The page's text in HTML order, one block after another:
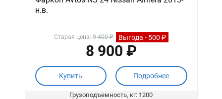
н.в.
Старая цена:9 400 ₽ Выгода - 500 ₽
8 900 ₽
Купить Подробнее
Грузоподъемность, кг: 1200